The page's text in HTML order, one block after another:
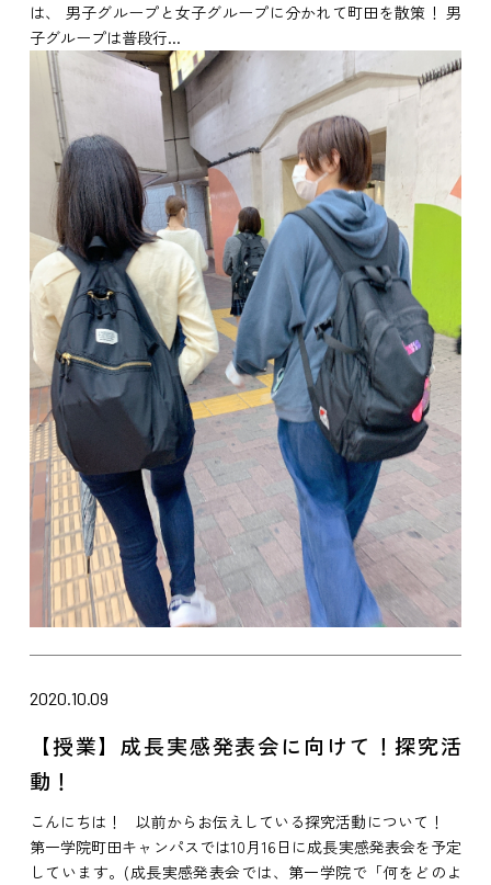
は、 男子グループと女子グループに分かれて町田を散策！ 男
子グループは普段行...
2020.10.09
【授業】成長実感発表会に向けて！探究活
動！
こんにちは！ 以前からお伝えしている探究活動について！
第一学院町田キャンパスでは10月16日に成長実感発表会を予定
しています。(成長実感発表会では、第一学院で「何をどのよ